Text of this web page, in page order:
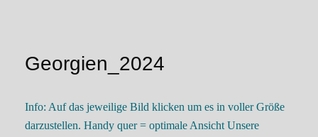
Georgien_2024
Info: Auf das jeweilige Bild klicken um es in voller Größe
darzustellen. Handy quer = optimale Ansicht Unsere